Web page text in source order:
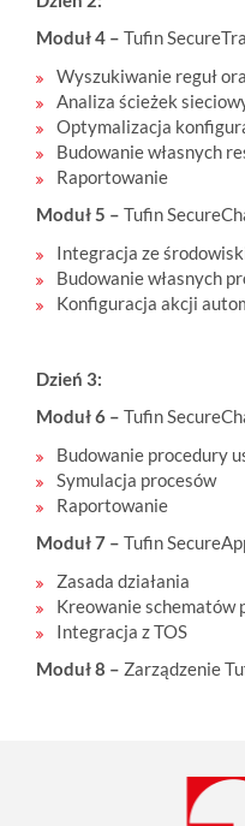
Moduł 4 – Tufin
Wyszukiwanie reguł
Analiza ścieżek
Optymalizacja
Budowanie własnych
Raportowanie
Moduł 5 – Tufin
Integracja ze
Budowanie własnych
Konfiguracja akcji
Dzień 3:
Moduł 6 – Tufin
Budowanie procedury
Symulacja procesów
Raportowanie
Moduł 7 – Tufin
Zasada działania
Kreowanie schematów
Integracja z TOS
Moduł 8 – Zarządzenie